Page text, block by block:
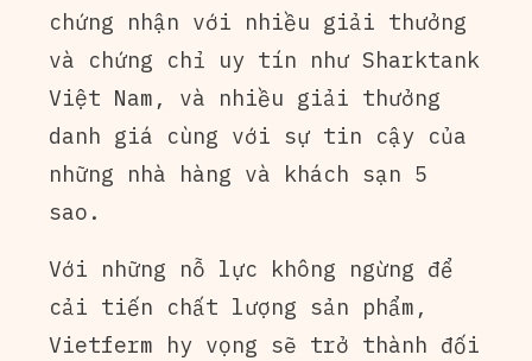
chứng nhận với nhiều giải thưởng
và chứng chỉ uy tín như Sharktank
Việt Nam, và nhiều giải thưởng
danh giá cùng với sự tin cậy của
những nhà hàng và khách sạn 5
sao.
Với những nỗ lực không ngừng để
cải tiến chất lượng sản phẩm,
Vietferm hy vọng sẽ trở thành đối